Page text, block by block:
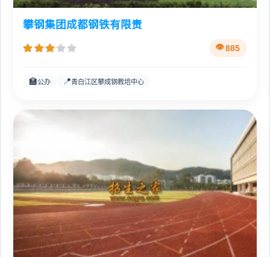
攀钢集团成都钢铁有限责
885
🏫公办 📍青白江区攀成钢教培中心